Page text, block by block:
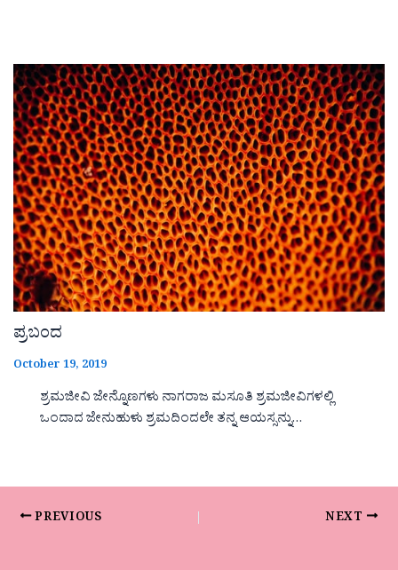
ಪ್ರಬಂದ
October 19, 2019
ಶ್ರಮಜೀವಿ ಜೇನ್ನೊಣಗಳು ನಾಗರಾಜ ಮಸೂತಿ ಶ್ರಮಜೀವಿಗಳಲ್ಲಿ
ಒಂದಾದ ಜೇನುಹುಳು ಶ್ರಮದಿಂದಲೇ ತನ್ನ ಆಯಸ್ಸನ್ನು…
PREVIOUS NEXT